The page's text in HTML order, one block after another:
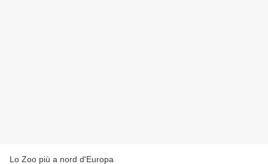
Lo Zoo più a nord d'Europa